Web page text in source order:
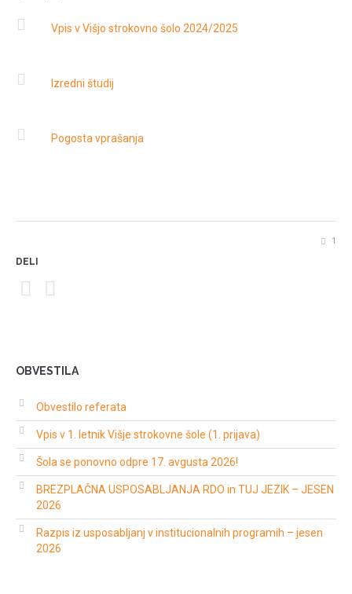
Vpis v Višjo strokovno šolo 2024/2025
Izredni študij
Pogosta vprašanja
1
DELI
OBVESTILA
Obvestilo referata
Vpis v 1. letnik Višje strokovne šole (1. prijava)
Šola se ponovno odpre 17. avgusta 2026!
BREZPLAČNA USPOSABLJANJA RDO in TUJ JEZIK – JESEN
2026
Razpis iz usposabljanj v institucionalnih programih – jesen
2026